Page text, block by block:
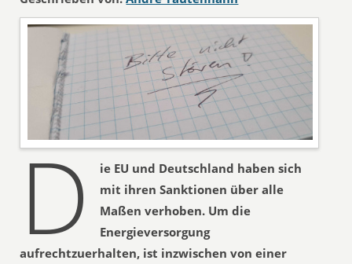
D
ie EU und Deutschland haben sich
mit ihren Sanktionen über alle
Maßen verhoben. Um die
Energieversorgung
aufrechtzuerhalten, ist inzwischen von einer